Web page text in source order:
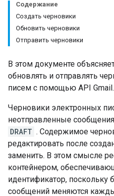
Содержание
Создать черновики
Обновить черновики
Отправить черновики
В этом документе
обновлять и отправлять
писем с помощью API Gmail.
Черновики электронных
неотправленные
DRAFT . Содержимое
редактировать после
заменить. В этом смысле
контейнером,
идентификатор,
сообщений меняются